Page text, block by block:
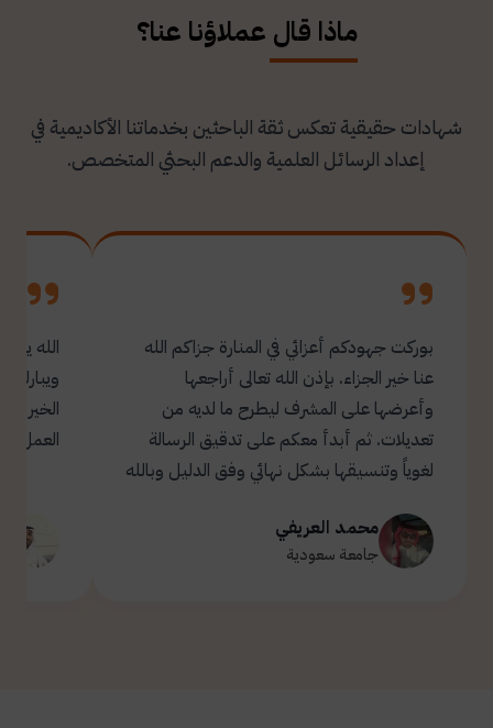
ماذا قال عملاؤنا عنا؟
شهادات حقيقية تعكس ثقة الباحثين بخدماتنا الأكاديمية في
إعداد الرسائل العلمية والدعم البحثي المتخصص.
بوركت جهودكم أعزائي في المنارة جزاكم الله
عنا خير الجزاء. بإذن الله تعالى أراجعها
وأعرضها على المشرف ليطرح ما لديه من
تعديلات. ثم أبدأ معكم على تدقيق الرسالة
لغوياً وتنسيقها بشكل نهائي وفق الدليل وبالله
محمد العريفي
جامعة سعودية
الله
العمل.